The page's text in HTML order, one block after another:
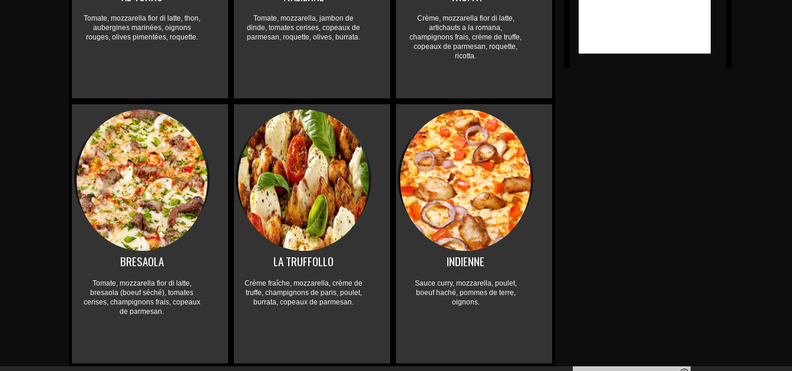
Tomate, mozzarella fior di latte, thon,
aubergines marinées, oignons
rouges, olives pimentées, roquette.
Tomate, mozzarella, jambon de
dinde, tomates cerises, copeaux de
parmesan, roquette, olives, burrata.
Crème, mozzarella fior di latte,
artichauts a la romana,
champignons frais, crème de truffe,
copeaux de parmesan, roquette,
ricotta.
BRESAOLA
Tomate, mozzarella fior di latte,
bresaola (boeuf séché), tomates
cerises, champignons frais, copeaux
de parmesan.
LA TRUFFOLLO
Crème fraîche, mozzarella, crème de
truffe, champignons de paris, poulet,
burrata, copeaux de parmesan.
INDIENNE
Sauce curry, mozzarella, poulet,
boeuf haché, pommes de terre,
oignons.